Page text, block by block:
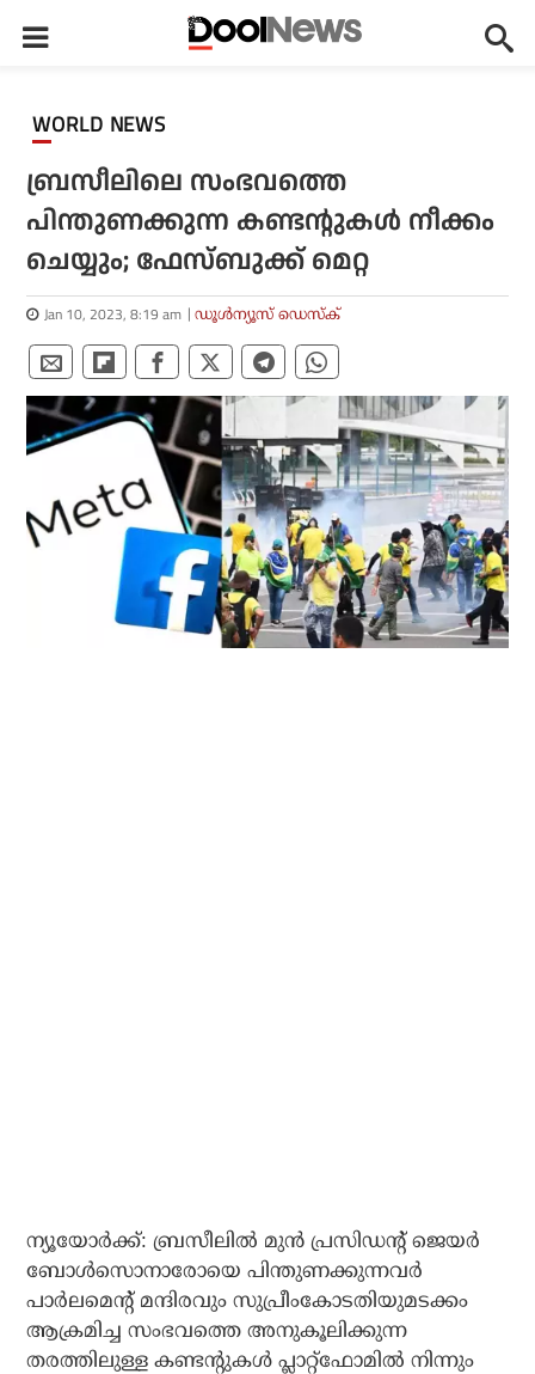
WORLD NEWS
ബ്രസീലിലെ സംഭവത്തെ
പിന്തുണക്കുന്ന കണ്ടന്റുകള്‍ നീക്കം
ചെയ്യും; ഫേസ്ബുക്ക് മെറ്റ
Jan 10, 2023, 8:19 am ഡൂള്‍ന്യൂസ് ഡെസ്‌ക്
ന്യൂയോര്‍ക്ക്: ബ്രസീലില്‍ മുന്‍ പ്രസിഡന്റ് ജെയര്‍
ബോള്‍സൊനാരോയെ പിന്തുണക്കുന്നവര്‍
പാര്‍ലമെന്റ് മന്ദിരവും സുപ്രീംകോടതിയുമടക്കം
ആക്രമിച്ച സംഭവത്തെ അനുകൂലിക്കുന്ന
തരത്തിലുള്ള കണ്ടന്റുകള്‍ പ്ലാറ്റ്‌ഫോമില്‍ നിന്നും